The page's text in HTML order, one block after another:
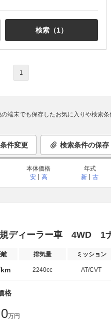
検索（1）
1
端末でも保存したお気に入りや検索条
件変更 検索条件の保
本体価格
安
高
年式
新
古
規ディーラー車 4WD
排気量 ミッション
2240cc AT/CVT
格
万円